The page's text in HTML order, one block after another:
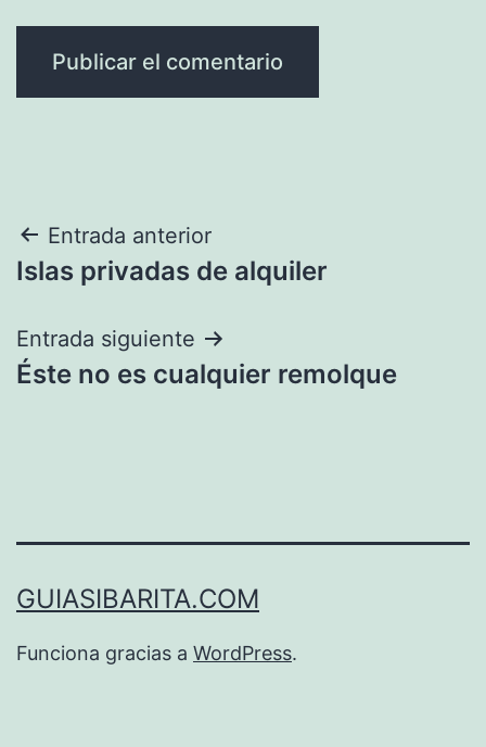
Navegación
de
entradas
Entrada anterior
Islas privadas de alquiler
Entrada siguiente
Éste no es cualquier remolque
GUIASIBARITA.COM
Funciona gracias a WordPress.